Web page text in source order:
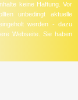
keine Haftung. Vor
unbedingt aktuelle
werden - dazu
Webseite. Sie haben